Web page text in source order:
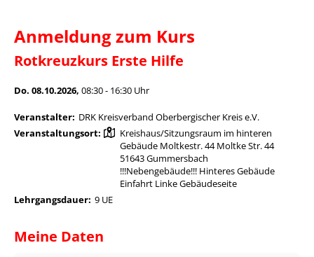
Anmeldung zum Kurs
Rotkreuzkurs Erste Hilfe
Do. 08.10.2026, 08:30 - 16:30 Uhr
Veranstalter: DRK Kreisverband Oberbergischer Kreis e.V.
Veranstaltungsort:
Kreishaus/Sitzungsraum im hinteren
Gebäude Moltkestr. 44 Moltke Str. 44
51643 Gummersbach
!!!Nebengebäude!!! Hinteres Gebäude
Einfahrt Linke Gebäudeseite
Lehrgangsdauer: 9 UE
Meine Daten